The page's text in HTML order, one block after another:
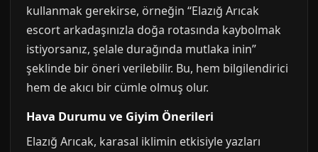
kullanmak gerekirse, örneğin “Elazığ Arıcak
escort arkadaşınızla doğa rotasında kaybolmak
istiyorsanız, şelale durağında mutlaka inin”
şeklinde bir öneri verilebilir. Bu, hem bilgilendirici
hem de akıcı bir cümle olmuş olur.
Hava Durumu ve Giyim Önerileri
Elazığ Arıcak, karasal iklimin etkisiyle yazları